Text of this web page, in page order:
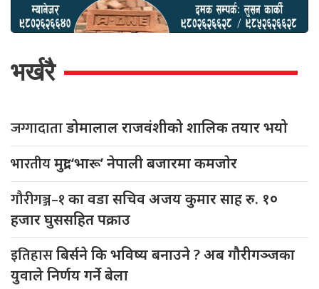
भर्खरै
जग्गादाताडोमालाल राजवंशीको शालिक तयार भयो
भारतीयमुद्रा ‘भारू’ नेपाली बजारमा कमजाेर
गौरीगञ्ज–१का वडा सचिव अजय कुमार साह रु. १०
हजार घुससहित पक्राउ
इतिहासबिर्सने कि भविष्य बनाउने ? अब गौरीगञ्जका
युवाले निर्णय गर्ने बेला